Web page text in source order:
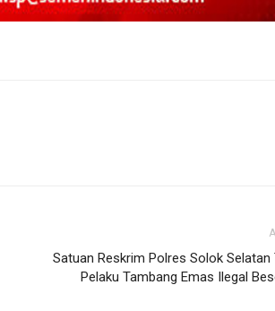
Satuan Reskrim Polres Solok Selatan
Pelaku Tambang Emas Ilegal